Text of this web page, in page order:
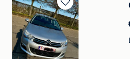
Bewaren
in
Mijn
Favorieten
hans anders